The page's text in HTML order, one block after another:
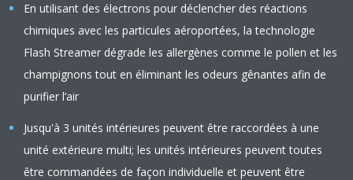
En utilisant des électrons pour déclencher des réactions
chimiques avec les particules aéroportées, la technologie
Flash Streamer dégrade les allergènes comme le pollen et les
champignons tout en éliminant les odeurs gênantes afin de
purifier l’air
Jusqu'à 3 unités intérieures peuvent être raccordées à une
unité extérieure multi; les unités intérieures peuvent toutes
être commandées de façon individuelle et peuvent être